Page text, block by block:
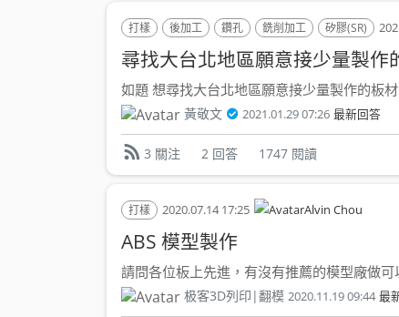
打樣 後加工 鑽孔 銑削加工 矽膠(SR)
尋找大台北地區願意接少量製作
如題 想尋找大台北地區願意接少量製作的板
黃敬文 2021.01.29 07:26 最新回答
3 關注 2 回答 1747 閱讀
打樣 2020.07.14 17:25 Alvin Chou
ABS 模型製作
請問各位板上先進，有沒有推薦的模型廠做可
极客3D列印|翻模 2020.11.19 09:44 最